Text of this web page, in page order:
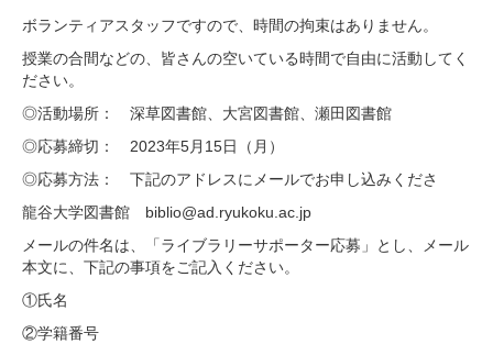
ボランティアスタッフですので、時間の拘束はありません。
授業の合間などの、皆さんの空いている時間で自由に活動してく
ださい。
◎活動場所： 深草図書館、大宮図書館、瀬田図書館
◎応募締切： 2023年5月15日（月）
◎応募方法： 下記のアドレスにメールでお申し込みくださ
龍谷大学図書館 biblio@ad.ryukoku.ac.jp
メールの件名は、「ライブラリーサポーター応募」とし、メール
本文に、下記の事項をご記入ください。
①氏名
②学籍番号